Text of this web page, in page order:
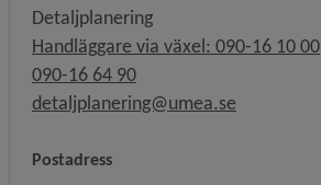
Detaljplanering
Handläggare via växel: 090-16 10 00
090-16 64 90
detaljplanering@umea.se
Postadress